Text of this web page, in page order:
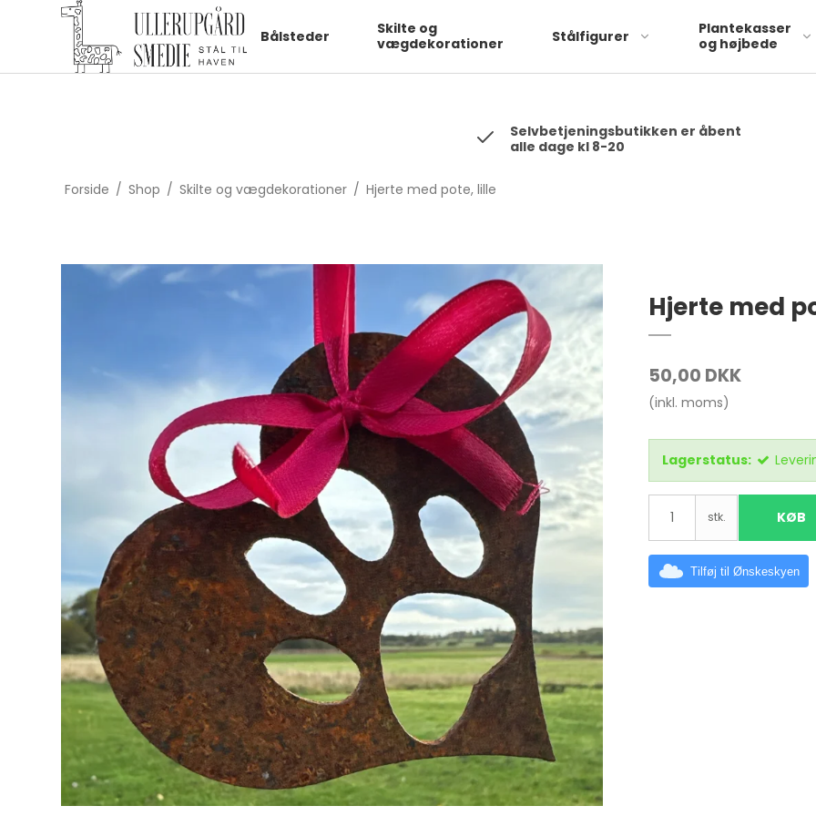
fbq('init', '1322550991547406', { em: 'email@email.com', // Values will be hashed automatically by the pixel using SHA-256 ph:
Bålsteder
Skilte og
vægdekorationer
Stålfigurer
Plantekasser
og højbede
Selvbetjeningsbutikken er åbent
alle dage kl 8-20
Forside / Shop / Skilte og vægdekorationer / Hjerte med pote, lille
Hjerte med
50,00 DKK
(inkl. moms)
Lagerstatus:
stk. KØB
Tilføj til Ønskeskyen